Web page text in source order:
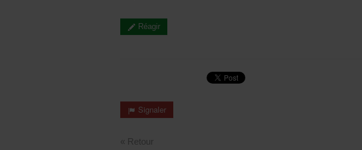
Réagir
Signaler
« Retour